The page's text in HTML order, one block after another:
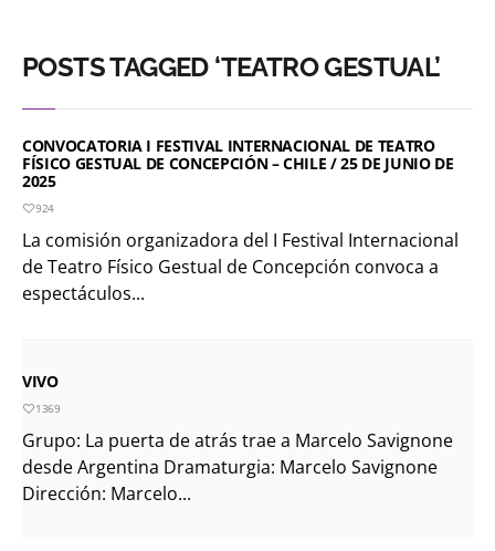
POSTS TAGGED ‘TEATRO GESTUAL’
CONVOCATORIA I FESTIVAL INTERNACIONAL DE TEATRO
FÍSICO GESTUAL DE CONCEPCIÓN – CHILE / 25 DE JUNIO DE
2025
924
La comisión organizadora del I Festival Internacional
de Teatro Físico Gestual de Concepción convoca a
espectáculos...
VIVO
1369
Grupo: La puerta de atrás trae a Marcelo Savignone
desde Argentina Dramaturgia: Marcelo Savignone
Dirección: Marcelo...